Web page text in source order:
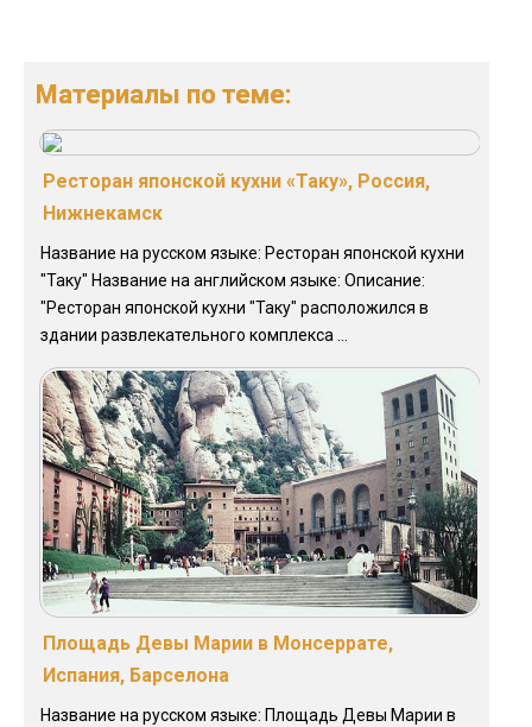
Материалы по теме:
Ресторан японской кухни «Таку», Россия,
Нижнекамск
Название на русском языке: Ресторан японской кухни
"Таку" Название на английском языке: Описание:
"Ресторан японской кухни "Таку" расположился в
здании развлекательного комплекса ...
Площадь Девы Марии в Монсеррате,
Испания, Барселона
Название на русском языке: Площадь Девы Марии в